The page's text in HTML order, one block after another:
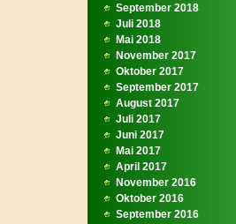
September 2018
Juli 2018
Mai 2018
November 2017
Oktober 2017
September 2017
August 2017
Juli 2017
Juni 2017
Mai 2017
April 2017
November 2016
Oktober 2016
September 2016